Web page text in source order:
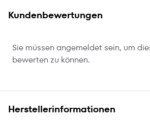
Kundenbewertungen
Sie müssen angemeldet sein, um
bewerten zu können.
Herstellerinformationen